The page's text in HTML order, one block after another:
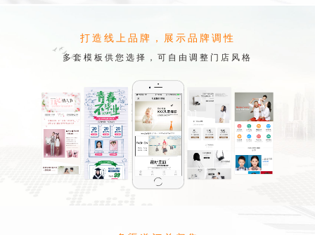
打造线上品牌，展示品牌调性
多套模板供您选择，可自由调整门店风格